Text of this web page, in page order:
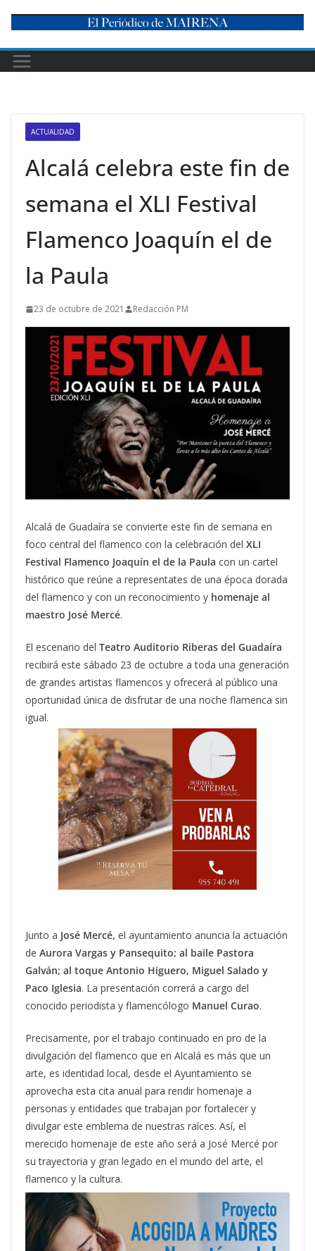
content
ACTUALIDAD
Alcalá celebra este fin de
semana el XLI Festival
Flamenco Joaquín el de
la Paula
23 de octubre de 2021 Redacción PM
Alcalá de Guadaíra se convierte este fin de semana en
foco central del flamenco con la celebración del XLI
Festival Flamenco Joaquín el de la Paula con un cartel
histórico que reúne a representates de una época dorada
del flamenco y con un reconocimiento y homenaje al
maestro José Mercé.
El escenario del Teatro Auditorio Riberas del Guadaíra
recibirá este sábado 23 de octubre a toda una generación
de grandes artistas flamencos y ofrecerá al público una
oportunidad única de disfrutar de una noche flamenca sin
igual.
Junto a José Mercé, el ayuntamiento anuncia la actuación
de Aurora Vargas y Pansequito; al baile Pastora
Galván; al toque Antonio Higuero, Miguel Salado y
Paco Iglesia. La presentación correrá a cargo del
conocido periodista y flamencólogo Manuel Curao.
Precisamente, por el trabajo continuado en pro de la
divulgación del flamenco que en Alcalá es más que un
arte, es identidad local, desde el Ayuntamiento se
aprovecha esta cita anual para rendir homenaje a
personas y entidades que trabajan por fortalecer y
divulgar este emblema de nuestras raíces. Así, el
merecido homenaje de este año será a José Mercé por
su trayectoria y gran legado en el mundo del arte, el
flamenco y la cultura.